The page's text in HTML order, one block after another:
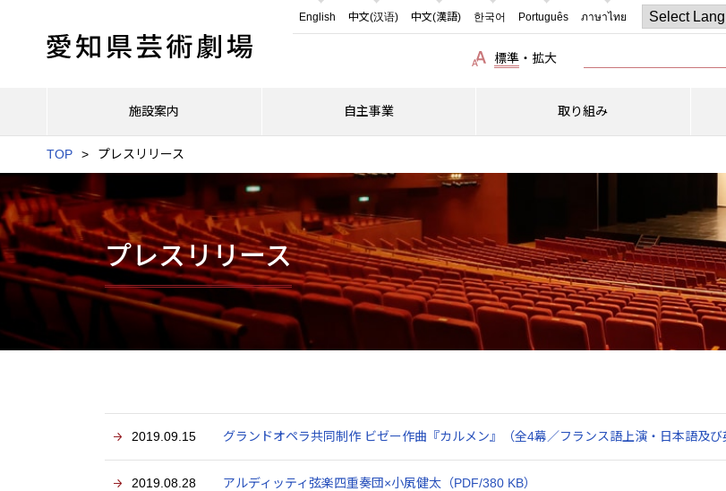
English 中文(汉语) 中文(漢語) 한국어 Português ภาษาไทย
施設案内 自主事業 取り組み
標準 ・ 拡大
TOP プレスリリース
プレスリリース
2019.09.15 グランドオペラ共同制作 ビゼー作曲『カルメン』（全4幕／フランス語上演・日本語及び
2019.08.28 アルディッティ弦楽四重奏団×小㞍健太（PDF/380 KB）